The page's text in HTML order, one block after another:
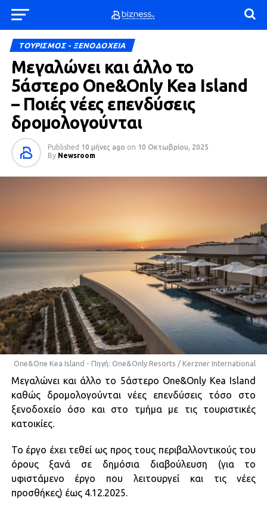
ΤΟΥΡΙΣΜΟΣ - ΞΕΝΟΔΟΧΕΙΑ
Μεγαλώνει και άλλο το
5άστερο One&Only Kea Island
– Ποιές νέες επενδύσεις
δρομολογούνται
Published 10 μήνες ago on 10 Οκτωβρίου, 2025
By Newsroom
One&One Kea Island - Πηγή: One&Only Resorts / Kerzner International
Μεγαλώνει και άλλο το 5άστερο One&Only Kea Island
καθώς δρομολογούνται νέες επενδύσεις τόσο στο
ξενοδοχείο όσο και στο τμήμα με τις τουριστικές
κατοικίες.
Το έργο έχει τεθεί ως προς τους περιβαλλοντικούς του
όρους ξανά σε δημόσια διαβούλευση (για το
υφιστάμενο έργο που λειτουργεί και τις νέες
προσθήκες) έως 4.12.2025.